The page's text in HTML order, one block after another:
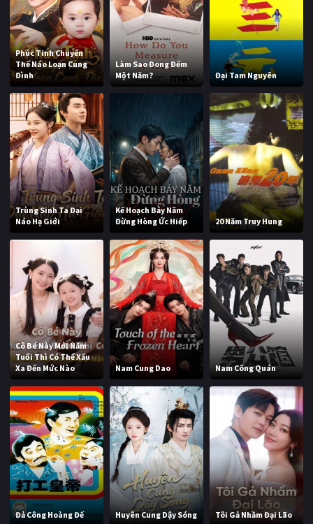
Phúc Tinh Chuyển
Thế Náo Loạn Cung
Đình
Làm Sao Đong Đếm
Một Năm?
Đại Tam Nguyên
Trùng Sinh Ta Đại
Náo Hạ Giới
Kế Hoạch Bảy Năm
Đừng Hòng Ức Hiếp
20 Năm Truy Hung
Cô Bé Này Mới Năm
Tuổi Thì Có Thể Xấu
Xa Đến Mức Nào
Nam Cung Dao Nam Công Quán
Đả Công Hoàng Đế Huyên Cung Dậy Sóng Tôi Gả Nhầm Đại Lão